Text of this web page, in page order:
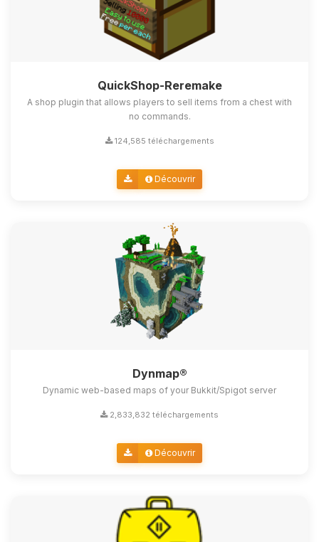
QuickShop-Reremake
A shop plugin that allows players to sell items from a chest with
no commands.
124,585 téléchargements
Découvrir
Dynmap®
Dynamic web-based maps of your Bukkit/Spigot server
2,833,832 téléchargements
Découvrir